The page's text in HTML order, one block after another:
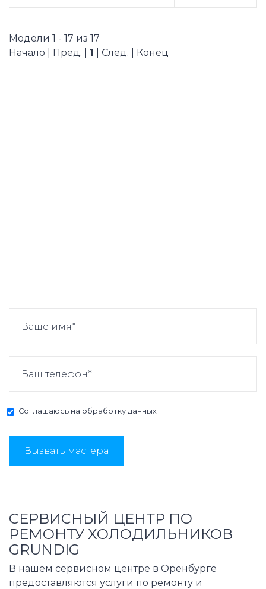
Модели 1 - 17 из 17
Начало | Пред. | 1 | След. | Конец
Соглашаюсь на обработку данных
Вызвать мастера
СЕРВИСНЫЙ ЦЕНТР ПО
РЕМОНТУ ХОЛОДИЛЬНИКОВ
GRUNDIG
В нашем сервисном центре в Оренбурге
предоставляются услуги по ремонту и